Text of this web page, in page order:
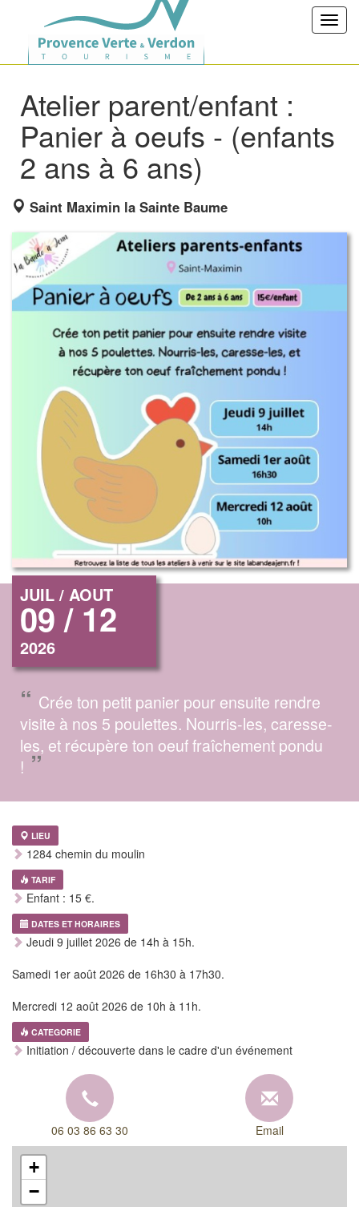
Atelier parent/enfant :
Panier à oeufs - (enfants
2 ans à 6 ans)
Saint Maximin la Sainte Baume
JUIL / AOUT
09 / 12
2026
“ Crée ton petit panier pour ensuite rendre
visite à nos 5 poulettes. Nourris-les, caresse-
les, et récupère ton oeuf fraîchement pondu
! ”
LIEU
1284 chemin du moulin
TARIF
Enfant : 15 €.
DATES ET HORAIRES
Jeudi 9 juillet 2026 de 14h à 15h.
Samedi 1er août 2026 de 16h30 à 17h30.
Mercredi 12 août 2026 de 10h à 11h.
CATEGORIE
Initiation / découverte dans le cadre d'un événement
06 03 86 63 30 Email
+
−